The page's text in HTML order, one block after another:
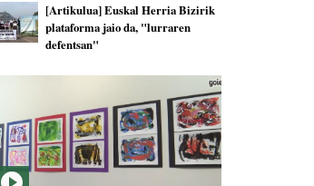
[Artikulua] Euskal Herria Bizirik
plataforma jaio da, "lurraren
defentsan"